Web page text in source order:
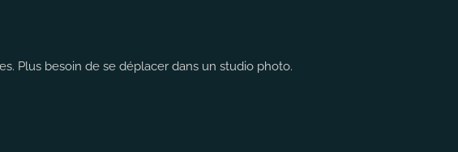
Plus besoin de se déplacer dans un studio photo.